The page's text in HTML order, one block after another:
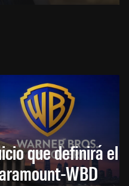
que definirá el
WBD